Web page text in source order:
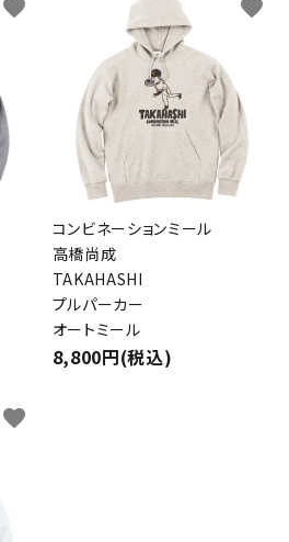
favorite
コンビネーションミール
高橋尚成
TAKAHASHI
プルパーカー
オートミール
8,800円(税込)
favorite
favorite